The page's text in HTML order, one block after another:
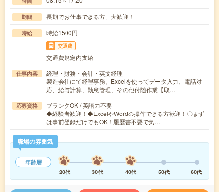
期間 長期でお仕事できる方、大歓迎！
時給 時給1500円
交通費
交通費規定内支給
仕事内容
経理・財務・会計・英文経理
製造会社にて経理事務。Excelを使ってデータ入力、電話対
応、給与計算、勤怠管理、その他付随作業【取…
応募資格
ブランクOK / 英語力不要
◆経験者歓迎！◆ExcelやWordの操作できる方歓迎！〇まず
は事前登録だけでもOK！履歴書不要で気…
職場の雰囲気
年齢層
20代
30代 40代 50代 60代